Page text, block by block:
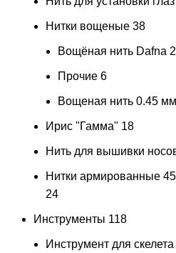
Нитки вощеные 38
Вощёная нить Dafna
Прочие 6
Вощеная нить 0.45 мм
Ирис "Гамма" 18
Нить для вышивки
Нитки армированные
24
Инструменты 118
Инструмент для скелета